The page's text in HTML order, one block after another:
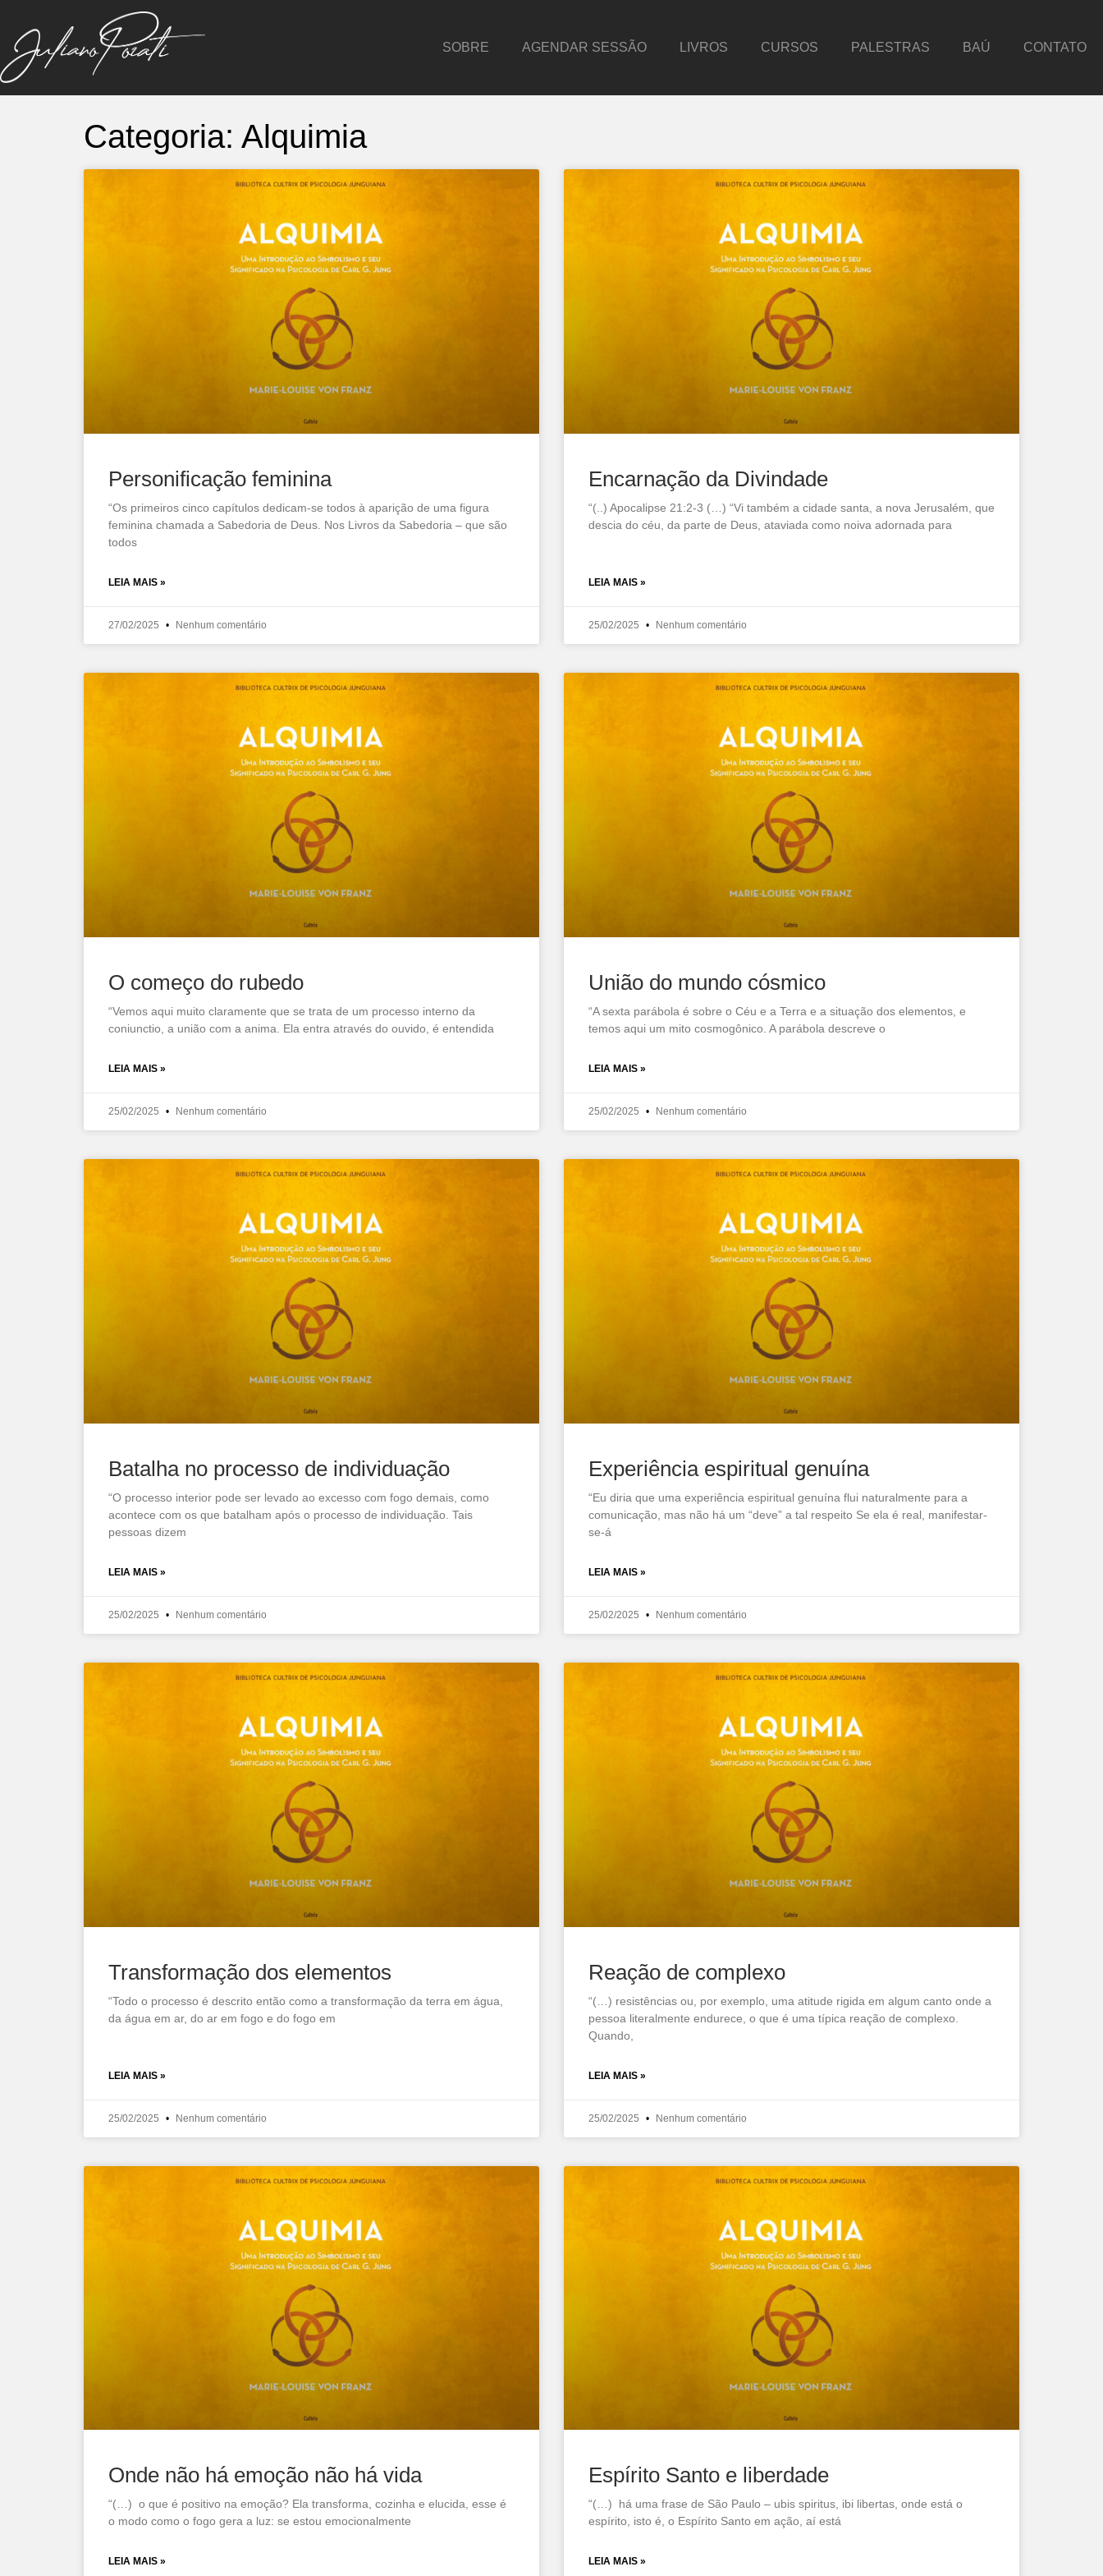
SOBRE AGENDAR SESSÃO LIVROS CURSOS PALESTRAS BAÚ CONTATO
Categoria: Alquimia
Personificação feminina
“Os primeiros cinco capítulos dedicam-se todos à aparição de uma figura
feminina chamada a Sabedoria de Deus. Nos Livros da Sabedoria – que são
todos
LEIA MAIS »
27/02/2025 Nenhum comentário
Encarnação da Divindade
“(..) Apocalipse 21:2-3 (…) “Vi também a cidade santa, a nova Jerusalém, que
descia do céu, da parte de Deus, ataviada como noiva adornada para
LEIA MAIS »
25/02/2025 Nenhum comentário
O começo do rubedo
“Vemos aqui muito claramente que se trata de um processo interno da
coniunctio, a união com a anima. Ela entra através do ouvido, é entendida
LEIA MAIS »
25/02/2025 Nenhum comentário
União do mundo cósmico
“A sexta parábola é sobre o Céu e a Terra e a situação dos elementos, e
temos aqui um mito cosmogônico. A parábola descreve o
LEIA MAIS »
25/02/2025 Nenhum comentário
Batalha no processo de individuação
“O processo interior pode ser levado ao excesso com fogo demais, como
acontece com os que batalham após o processo de individuação. Tais
pessoas dizem
LEIA MAIS »
25/02/2025 Nenhum comentário
Experiência espiritual genuína
“Eu diria que uma experiência espiritual genuína flui naturalmente para a
comunicação, mas não há um “deve” a tal respeito Se ela é real, manifestar-
se-á
LEIA MAIS »
25/02/2025 Nenhum comentário
Transformação dos elementos
“Todo o processo é descrito então como a transformação da terra em água,
da água em ar, do ar em fogo e do fogo em
LEIA MAIS »
25/02/2025 Nenhum comentário
Reação de complexo
“(…) resistências ou, por exemplo, uma atitude rigida em algum canto onde a
pessoa literalmente endurece, o que é uma típica reação de complexo.
Quando,
LEIA MAIS »
25/02/2025 Nenhum comentário
Onde não há emoção não há vida
“(…) o que é positivo na emoção? Ela transforma, cozinha e elucida, esse é
o modo como o fogo gera a luz: se estou emocionalmente
LEIA MAIS »
Espírito Santo e liberdade
“(…) há uma frase de São Paulo – ubis spiritus, ibi libertas, onde está o
espírito, isto é, o Espírito Santo em ação, aí está
LEIA MAIS »